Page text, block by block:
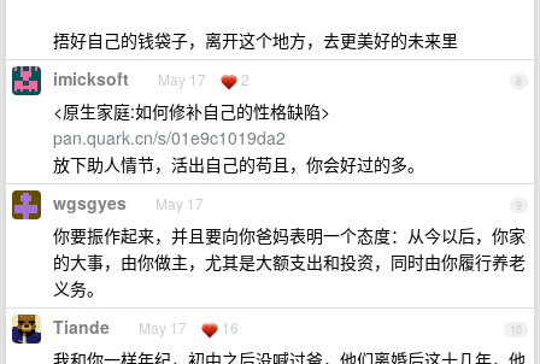
捂好自己的钱袋子，离开这个地方，去更美好的未来里
8
imicksoft May 17 2
<原生家庭:如何修补自己的性格缺陷>
pan.quark.cn/s/01e9c1019da2
放下助人情节，活出自己的苟且，你会好过的多。
9
wgsgyes May 17
你要振作起来，并且要向你爸妈表明一个态度：从今以后，你家
的大事，由你做主，尤其是大额支出和投资，同时由你履行养老
义务。
10
Tiande May 17 16
我和你一样年纪，初中之后没喊过爸，他们离婚后这十几年，他